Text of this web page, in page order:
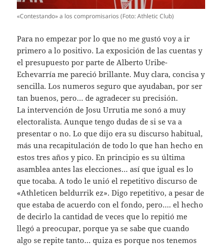
«Contestando» a los compromisarios (Foto: Athletic Club)
Para no empezar por lo que no me gustó voy a ir
primero a lo positivo. La exposición de las cuentas y
el presupuesto por parte de Alberto Uribe-
Echevarría me pareció brillante. Muy clara, concisa y
sencilla. Los numeros seguro que ayudaban, por ser
tan buenos, pero… de agradecer su precisión.
La intervención de Josu Urrutia me sonó a muy
electoralista. Aunque tengo dudas de si se va a
presentar o no. Lo que dijo era su discurso habitual,
más una recapitulación de todo lo que han hecho en
estos tres años y pico. En principio es su última
asamblea antes las elecciones… así que igual es lo
que tocaba. A todo le unió el repetitivo discurso de
«Athleticen beldurrik ez». Digo repetitivo, a pesar de
que estaba de acuerdo con el fondo, pero…. el hecho
de decirlo la cantidad de veces que lo repitió me
llegó a preocupar, porque ya se sabe que cuando
algo se repite tanto… quiza es porque nos tenemos